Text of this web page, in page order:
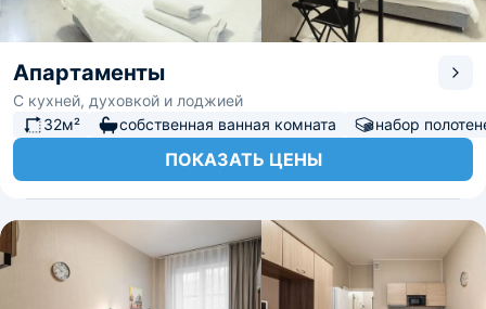
Апартаменты
С кухней, духовкой и лоджией
32м²
собственная ванная комната набор
ПОКАЗАТЬ ЦЕНЫ